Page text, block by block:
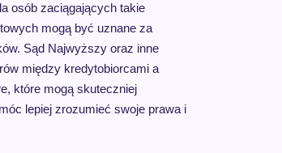
osób zaciągających takie
mogą być uznane za
Sąd Najwyższy oraz inne
między kredytobiorcami a
które mogą skuteczniej
lepiej zrozumieć swoje prawa i